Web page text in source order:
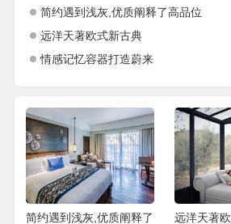
简约遇到浅灰,优质阐释了高品位
远洋天著欧式新古典
情感记忆容器打造蔚来
简约遇到浅灰,优质阐释了
远洋天著